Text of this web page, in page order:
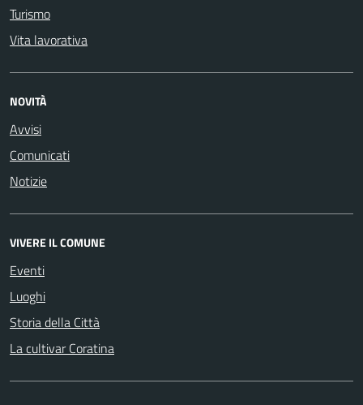
Turismo
Vita lavorativa
NOVITÀ
Avvisi
Comunicati
Notizie
VIVERE IL COMUNE
Eventi
Luoghi
Storia della Città
La cultivar Coratina